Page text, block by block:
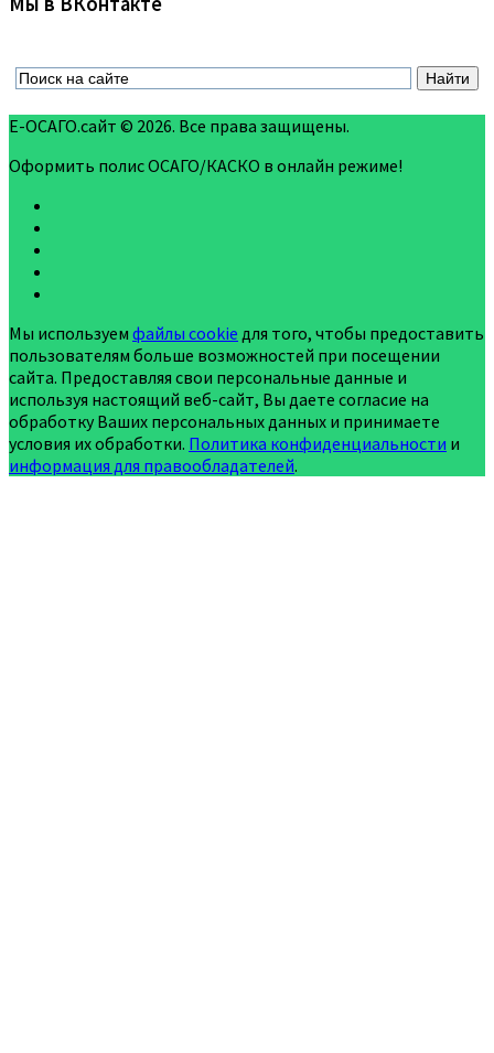
Е-ОСАГО.сайт © 2026. Все права защищены.
Оформить полис ОСАГО/КАСКО в онлайн режиме!
Мы используем файлы cookie для того, чтобы предоставить
пользователям больше возможностей при посещении
сайта. Предоставляя свои персональные данные и
используя настоящий веб-сайт, Вы даете согласие на
обработку Ваших персональных данных и принимаете
условия их обработки. Политика конфиденциальности и
информация для правообладателей.